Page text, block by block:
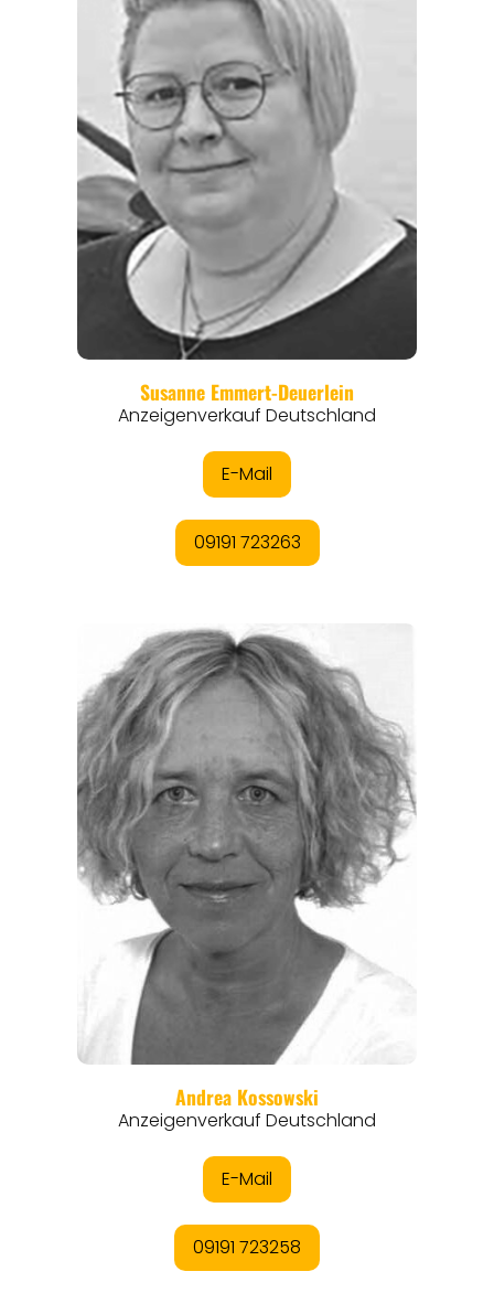
REGIONEN
ORTE
EVENTS
REISEFÜHRER
REISEMAGAZINE
ANGEBOTE